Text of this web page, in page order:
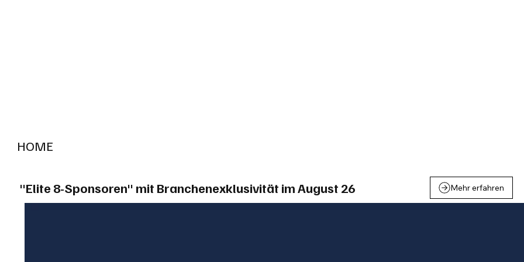
HOME
"Elite 8-Sponsoren" mit Branchenexklusivität im August 26 Mehr erfahren